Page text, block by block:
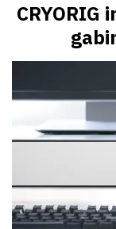
CRYORIG